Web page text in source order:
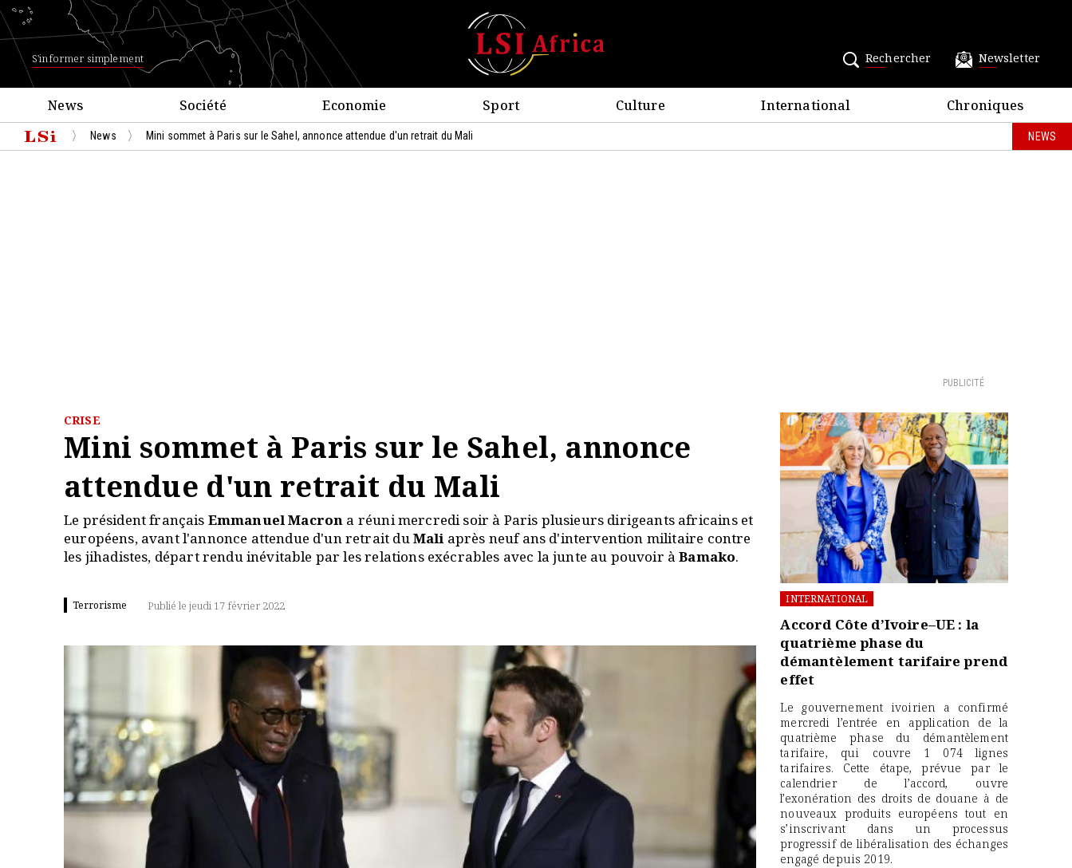
S'informer simplement Rechercher Newsletter
News Société Economie Sport Culture International Chroniques
News Mini sommet à Paris sur le Sahel, annonce attendue d'un retrait du Mali NEWS
PUBLICITÉ
CRISE
Mini sommet à Paris sur le Sahel, annonce
attendue d'un retrait du Mali
Le président français Emmanuel Macron a réuni mercredi soir à Paris plusieurs dirigeants africains et
européens, avant l'annonce attendue d'un retrait duMali après neuf ans d'intervention militaire contre
les jihadistes, départ rendu inévitable par les relations exécrables avec la junte au pouvoir àBamako.
Terrorisme Publié le jeudi 17 février 2022 INTERNATIONAL
Accord Côte d’Ivoire–UE : la
quatrième phase du
démantèlement tarifaire prend
effet
Le gouvernement ivoirien a confirmé
mercredi l’entrée en application de la
quatrième phase du démantèlement
tarifaire, qui couvre 1 074 lignes
tarifaires. Cette étape, prévue par le
calendrier de l’accord, ouvre
l’exonération des droits de douane à de
nouveaux produits européens tout en
s’inscrivant dans un processus
progressif de libéralisation des échanges
engagé depuis 2019.